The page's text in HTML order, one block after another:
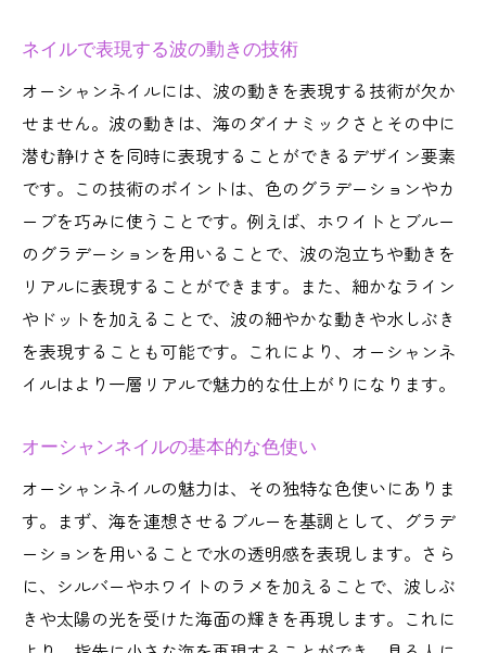
指先に広がる新しい海の楽しみ方
オーシャンネイルで夏を楽しむ方法
夏を満喫するオーシャンネイルのアイデア
指先で楽しむ夏の海の魅力
ネイルアートで夏を楽しむコツ
夏気分を盛り上げるネイルデザイン
オーシャンネイルで楽しむ夏の風物詩
指先で夏を満喫するネイルテクニック
ネイルで表現する海の神秘と美しさ
神秘的な海を指先で体感するデザイン
オーシャンネイルで感じる海の奥深さ
ネイルアートで広がる海の物語
指先で楽しむ海の神秘的な魅力
ネイルで表現する波の動きの技術
オーシャンネイルには、波の動きを表現する技術が欠か
せません。波の動きは、海のダイナミックさとその中に
潜む静けさを同時に表現することができるデザイン要素
です。この技術のポイントは、色のグラデーションやカ
ーブを巧みに使うことです。例えば、ホワイトとブルー
のグラデーションを用いることで、波の泡立ちや動きを
リアルに表現することができます。また、細かなライン
やドットを加えることで、波の細やかな動きや水しぶき
を表現することも可能です。これにより、オーシャンネ
イルはより一層リアルで魅力的な仕上がりになります。
オーシャンネイルの基本的な色使い
オーシャンネイルの魅力は、その独特な色使いにありま
す。まず、海を連想させるブルーを基調として、グラデ
ーションを用いることで水の透明感を表現します。さら
に、シルバーやホワイトのラメを加えることで、波しぶ
きや太陽の光を受けた海面の輝きを再現します。これに